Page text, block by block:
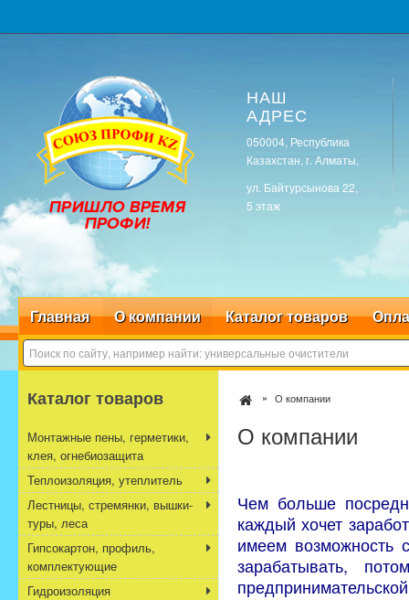
НАШ
АДРЕС
050004, Республика
Казахстан, г. Алматы,
ул. Байтурсынова 22,
5 этаж
Главная О компании Каталог товаров
О компании
О компании
Чем больше
каждый хочет
имеем возможность
зарабатывать,
Каталог товаров
Монтажные пены, герметики,
клея, огнебиозащита
Теплоизоляция, утеплитель
Лестницы, стремянки, вышки-
туры, леса
Гипсокартон, профиль,
комплектующие
Гидроизоляция